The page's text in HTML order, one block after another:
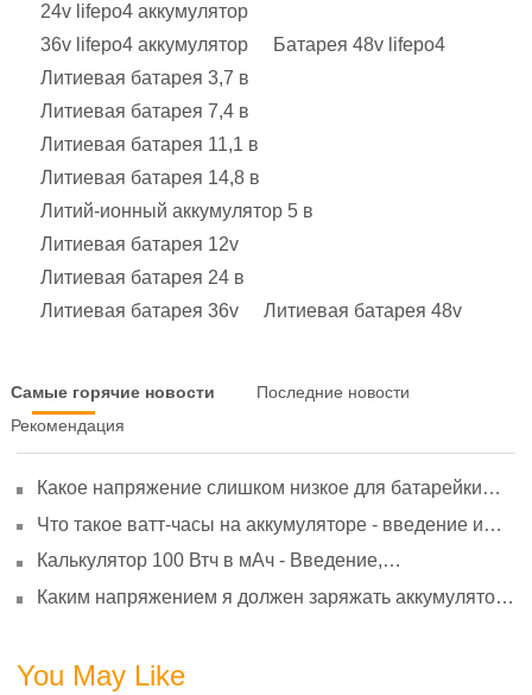
24v lifepo4 аккумулятор
36v lifepo4 аккумулятор
Батарея 48v lifepo4
Литиевая батарея 3,7 в
Литиевая батарея 7,4 в
Литиевая батарея 11,1 в
Литиевая батарея 14,8 в
Литий-ионный аккумулятор 5 в
Литиевая батарея 12v
Литиевая батарея 24 в
Литиевая батарея 36v
Литиевая батарея 48v
Самые горячие новости
Последние новости
Рекомендация
Какое напряжение слишком низкое для батарейки
старение
Что такое ватт-часы на аккумуляторе - введение и
Калькулятор 100 Втч в мАч - Введение,
Каким напряжением я должен заряжать аккумулятор
You May Like